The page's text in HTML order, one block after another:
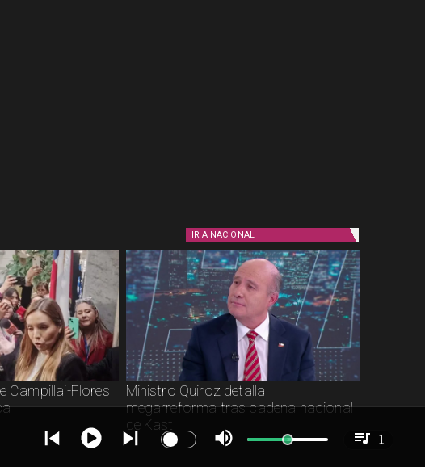
IR A NACIONAL
Campillai-Flores
Ministro Quiroz detalla
megarreforma tras cadena nacional
de Kast
1